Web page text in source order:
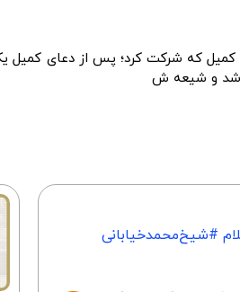
کمیل که شرکت کرد؛ پس از دعای
شد و شیعه ش
#شیخ‌محمد‌خیابانی